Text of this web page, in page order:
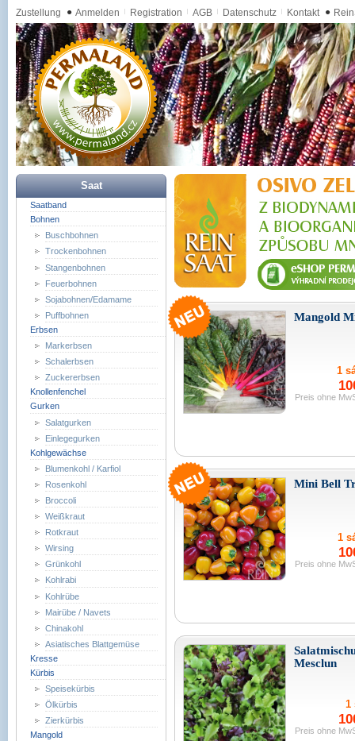
Zustellung ● Anmelden Registration AGB Datenschutz Kontakt ●
Saat
Saatband
Bohnen
Buschbohnen
Trockenbohnen
Stangenbohnen
Feuerbohnen
Sojabohnen/Edamame
Puffbohnen
Erbsen
Markerbsen
Schalerbsen
Zuckererbsen
Knollenfenchel
Gurken
Salatgurken
Einlegegurken
Kohlgewächse
Blumenkohl / Karfiol
Rosenkohl
Broccoli
Weißkraut
Rotkraut
Wirsing
Grünkohl
Kohlrabi
Kohlrübe
Mairübe / Navets
Chinakohl
Asiatisches Blattgemüse
Kresse
Kürbis
Speisekürbis
Ölkürbis
Zierkürbis
Mangold
Mangold
1
Preis ohne
Mini Bell
1
Preis ohne
Mesclun
1
Preis ohne